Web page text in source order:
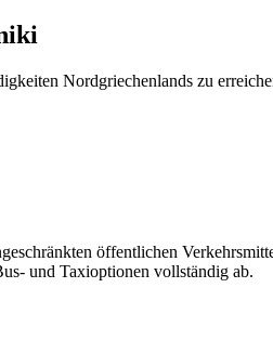
Nordgriechenlands zu
öffentlichen
und Taxioptionen vollständig ab.